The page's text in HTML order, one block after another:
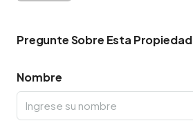
Pregunte Sobre Esta Propiedad
Nombre